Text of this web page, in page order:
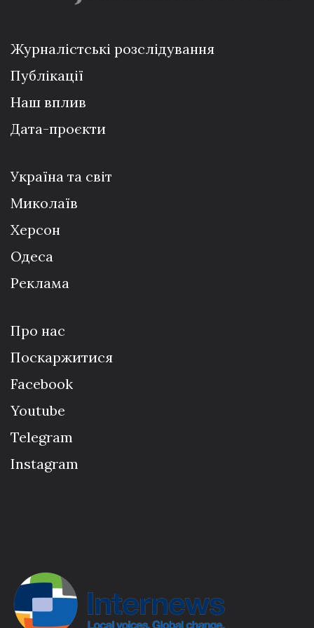
Журналістські розслідування
Публікації
Наш вплив
Дата-проєкти
Україна та світ
Миколаїв
Херсон
Одеса
Реклама
Про нас
Поскаржитися
Facebook
Youtube
Telegram
Instagram